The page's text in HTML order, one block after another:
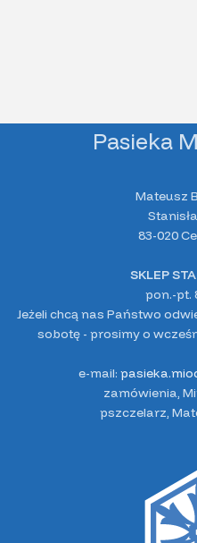
Pasieka
Mateusz
83-020
SKLEP
pon.-pt.
Jeżeli chcą nas Państwo
sobotę - prosimy o
e-mail:
zamówienia,
pszczelarz,